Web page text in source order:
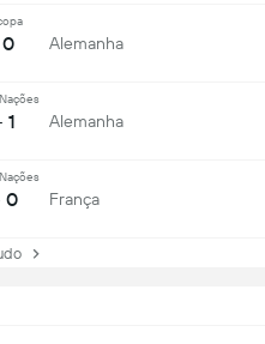
0 Alemanha
1 Alemanha
0 França